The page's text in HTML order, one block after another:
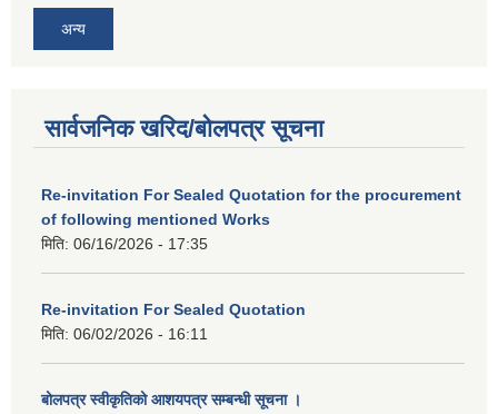
अन्य
सार्वजनिक खरिद/बोलपत्र सूचना
Re-invitation For Sealed Quotation for the procurement
of following mentioned Works
मिति: 06/16/2026 - 17:35
Re-invitation For Sealed Quotation
मिति: 06/02/2026 - 16:11
बोलपत्र स्वीकृतिको आशयपत्र सम्बन्धी सूचना ।